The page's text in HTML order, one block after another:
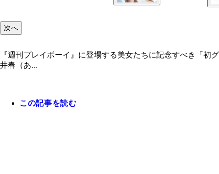
次へ
『週刊プレイボーイ』に登場する美女たちに記念すべき「初
井春（あ...
この記事を読む